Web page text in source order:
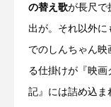
の替え歌が長尺で
出が。それ以外に
でのしんちゃん映
る仕掛けが『映画
記』には詰め込ま